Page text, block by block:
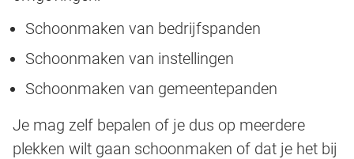
Schoonmaken van bedrijfspanden
Schoonmaken van instellingen
Schoonmaken van gemeentepanden
Je mag zelf bepalen of je dus op meerdere
plekken wilt gaan schoonmaken of dat je het bij